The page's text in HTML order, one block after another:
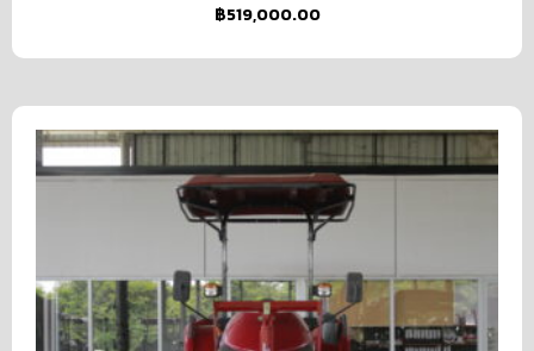
฿519,000.00